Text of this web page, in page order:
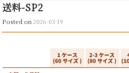
送料-SP2
Posted on2026-03-19